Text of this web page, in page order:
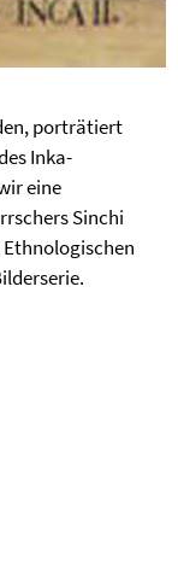
porträtiert
Inka-
eine
Sinchi